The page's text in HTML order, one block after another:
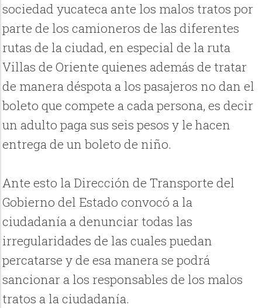
sociedad yucateca ante los malos tratos por
parte de los camioneros de las diferentes
rutas de la ciudad, en especial de la ruta
Villas de Oriente quienes además de tratar
de manera déspota a los pasajeros no dan el
boleto que compete a cada persona, es decir
un adulto paga sus seis pesos y le hacen
entrega de un boleto de niño.
Ante esto la Dirección de Transporte del
Gobierno del Estado convocó a la
ciudadanía a denunciar todas las
irregularidades de las cuales puedan
percatarse y de esa manera se podrá
sancionar a los responsables de los malos
tratos a la ciudadanía.